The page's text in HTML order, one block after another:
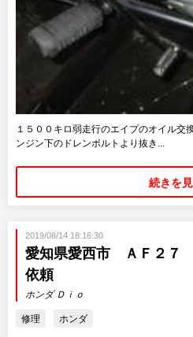
１５００キロ弱走行のエイプのオイル交
ンジン下のドレンボルトより抜き...
続きを
2019/08/14 18:16:30
愛知県愛西市 ＡＦ２７
依頼
ホンダ Ｄｉｏ
修理 ホンダ